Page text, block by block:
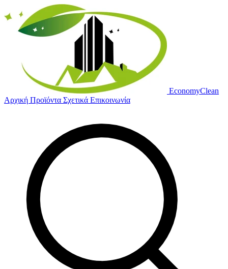
EconomyClean
Αρχική Προϊόντα Σχετικά Επικοινωνία